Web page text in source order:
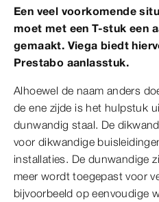
Een veel voorkomende
moet met een T-stuk een
gemaakt. Viega biedt
Prestabo aanlasstuk.
Alhoewel de naam anders
de ene zijde is het hulpstuk
dunwandig staal. De
voor dikwandige
installaties. De dunwandige
meer wordt toegepast voor
bijvoorbeeld op eenvoudige